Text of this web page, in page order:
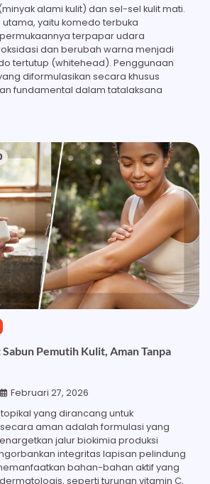
alami kulit) dan sel-sel kulit mati.
yaitu komedo terbuka
terpapar udara
dan berubah warna menjadi
tertutup (whitehead). Penggunaan
diformulasikan secara khusus
fundamental dalam tatalaksana
Sabun Pemutih Kulit, Aman Tanpa
Februari 27, 2026
yang dirancang untuk
aman adalah formulasi yang
jalur biokimia produksi
integritas lapisan pelindung
bahan-bahan aktif yang
seperti turunan vitamin C,